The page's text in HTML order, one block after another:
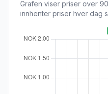
Grafen viser priser over
innhenter priser hver dag